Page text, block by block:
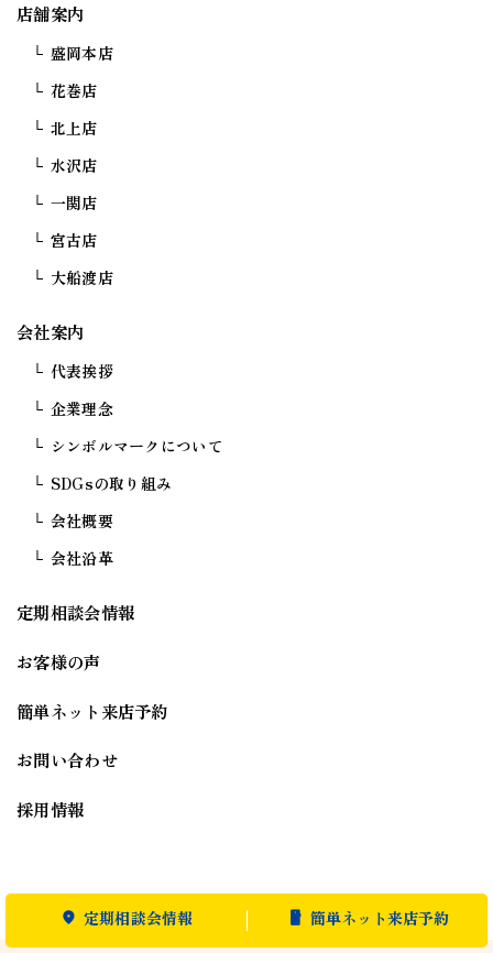
店舗案内
盛岡本店
花巻店
北上店
水沢店
一関店
宮古店
大船渡店
会社案内
代表挨拶
企業理念
シンボルマークについて
SDGsの取り組み
会社概要
会社沿革
定期相談会情報
お客様の声
簡単ネット来店予約
お問い合わせ
採用情報
定期相談会情報 簡単ネット来店予約